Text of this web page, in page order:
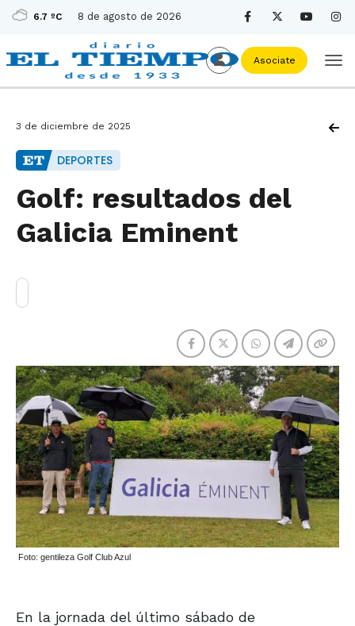
6.7 ºC 8 de agosto de 2026
Asociate
3 de diciembre de 2025
DEPORTES
Golf: resultados del
Galicia Eminent
Foto: gentileza Golf Club Azul
En la jornada del último sábado de